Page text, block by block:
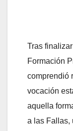
Tras
Formación
comprendió
vocación
aquella
a las Fallas,